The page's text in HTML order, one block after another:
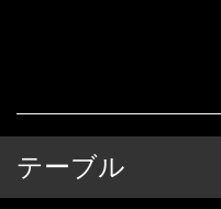
テーブル